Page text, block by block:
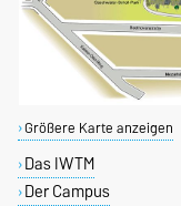
Größere Karte anzeigen
Das IWTM
Der Campus